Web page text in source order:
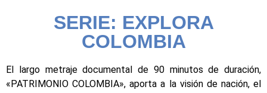
SERIE: EXPLORA
COLOMBIA
El largo metraje documental de 90 minutos de duración,
«PATRIMONIO COLOMBIA», aporta a la visión de nación, el